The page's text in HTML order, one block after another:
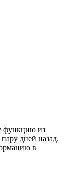
функцию из
дней назад.
в